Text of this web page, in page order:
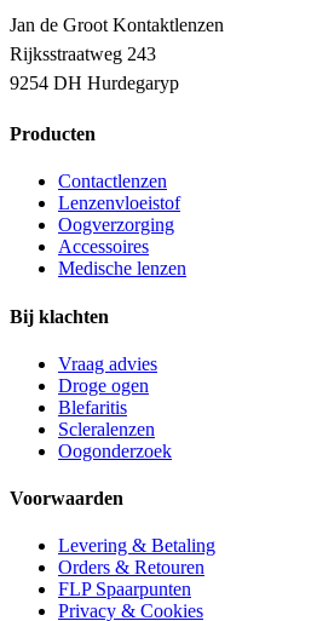
Jan de Groot Kontaktlenzen
Rijksstraatweg 243
9254 DH Hurdegaryp
Producten
Contactlenzen
Lenzenvloeistof
Oogverzorging
Accessoires
Medische lenzen
Bij klachten
Vraag advies
Droge ogen
Blefaritis
Scleralenzen
Oogonderzoek
Voorwaarden
Levering & Betaling
Orders & Retouren
FLP Spaarpunten
Privacy & Cookies